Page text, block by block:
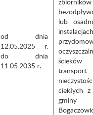
od dnia
12.05.2025 r.
do dnia
11.05.2035 r.
lub
instalacjach
transport
ciekłych
gminy